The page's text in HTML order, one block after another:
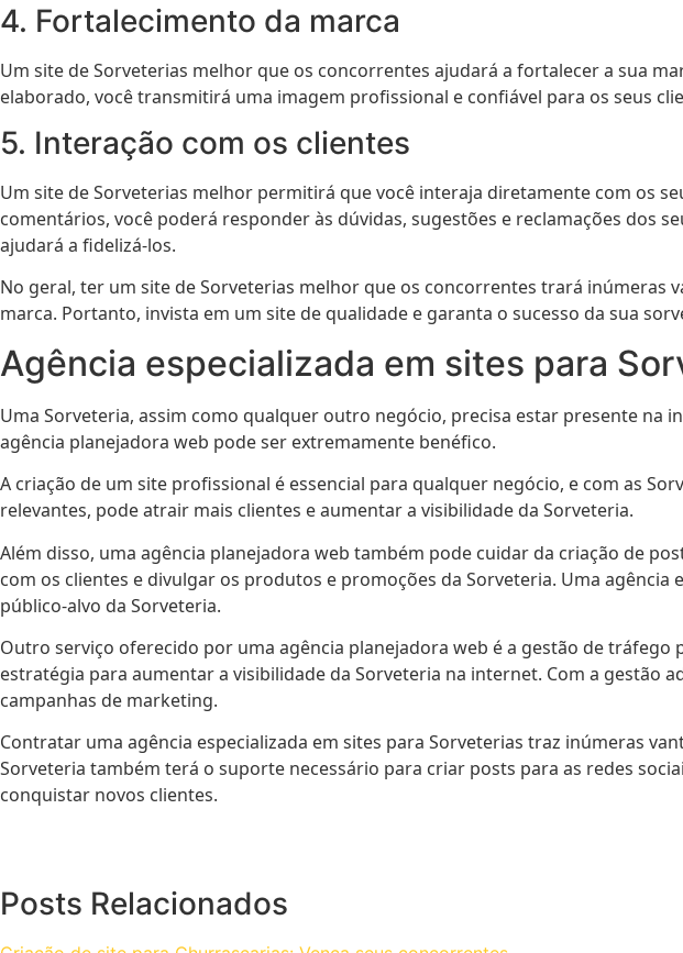
4. Fortalecimento da marca
Um site de Sorveterias melhor que os concorrentes ajudará a fortalecer a sua
elaborado, você transmitirá uma imagem profissional e confiável para os seus
5. Interação com os clientes
Um site de Sorveterias melhor permitirá que você interaja diretamente com os
comentários, você poderá responder às dúvidas, sugestões e reclamações dos
ajudará a fidelizá-los.
No geral, ter um site de Sorveterias melhor que os concorrentes trará inúmeras
marca. Portanto, invista em um site de qualidade e garanta o sucesso da sua
Agência especializada em sites para
Uma Sorveteria, assim como qualquer outro negócio, precisa estar presente
agência planejadora web pode ser extremamente benéfico.
A criação de um site profissional é essencial para qualquer negócio, e com as
relevantes, pode atrair mais clientes e aumentar a visibilidade da Sorveteria.
Além disso, uma agência planejadora web também pode cuidar da criação de
com os clientes e divulgar os produtos e promoções da Sorveteria. Uma
público-alvo da Sorveteria.
Outro serviço oferecido por uma agência planejadora web é a gestão de
estratégia para aumentar a visibilidade da Sorveteria na internet. Com a gestão
campanhas de marketing.
Contratar uma agência especializada em sites para Sorveterias traz inúmeras
Sorveteria também terá o suporte necessário para criar posts para as redes
conquistar novos clientes.
Posts Relacionados